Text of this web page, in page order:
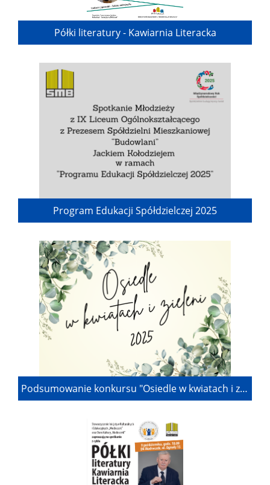
Półki literatury - Kawiarnia Literacka
Program Edukacji Spółdzielczej 2025
Podsumowanie konkursu "Osiedle w kwiatach i zieleni" 2025